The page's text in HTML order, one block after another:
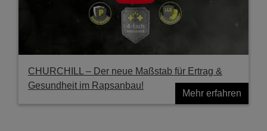
CHURCHILL – Der neue Maßstab für Ertrag &
Gesundheit im Rapsanbau!
Mehr erfahren